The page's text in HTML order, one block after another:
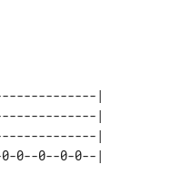
|
|
|
0--0--0-0--|